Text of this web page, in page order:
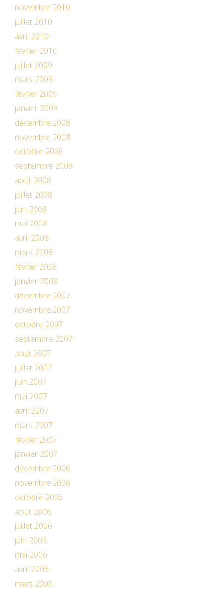
novembre 2010
juillet 2010
avril 2010
février 2010
juillet 2009
mars 2009
février 2009
janvier 2009
décembre 2008
novembre 2008
octobre 2008
septembre 2008
août 2008
juillet 2008
juin 2008
mai 2008
avril 2008
mars 2008
février 2008
janvier 2008
décembre 2007
novembre 2007
octobre 2007
septembre 2007
août 2007
juillet 2007
juin 2007
mai 2007
avril 2007
mars 2007
février 2007
janvier 2007
décembre 2006
novembre 2006
octobre 2006
août 2006
juillet 2006
juin 2006
mai 2006
avril 2006
mars 2006